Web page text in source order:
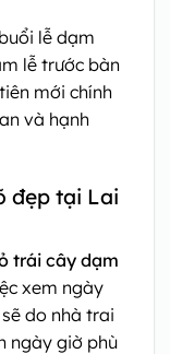
lễ dạm
lễ trước bàn
mới chính
và hạnh
đẹp tại Lai
trái cây dạm
xem ngày
do nhà trai
ngày giờ phù